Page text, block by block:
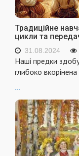
Традиційне
цикли та
31.08.2024
Наші предки
глибоко вкорінена
...